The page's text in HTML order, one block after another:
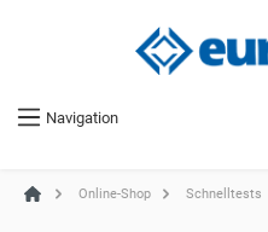
Navigation
Online-Shop Schnelltests